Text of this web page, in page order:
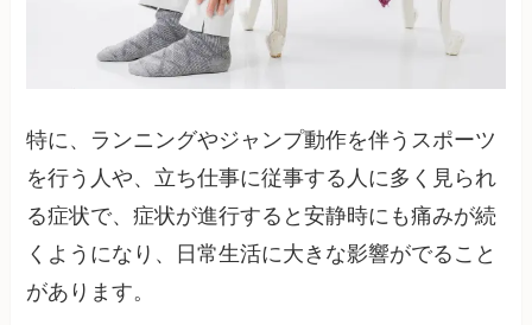
特に、ランニングやジャンプ動作を伴うスポーツ
を行う人や、立ち仕事に従事する人に多く見られ
る症状で、症状が進行すると安静時にも痛みが続
くようになり、日常生活に大きな影響がでること
があります。